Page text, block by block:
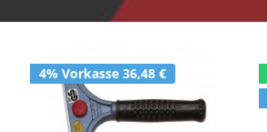
4% Vorkasse 36,48 €